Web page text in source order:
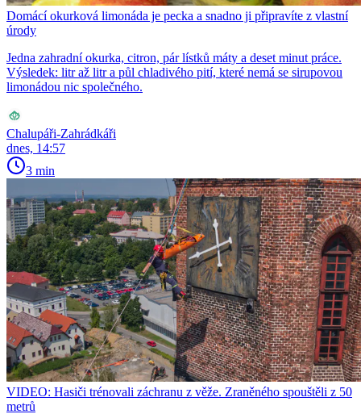
Domácí okurková limonáda je pecka a snadno ji připravíte z vlastní
úrody
Jedna zahradní okurka, citron, pár lístků máty a deset minut práce.
Výsledek: litr až litr a půl chladivého pití, které nemá se sirupovou
limonádou nic společného.
Chalupáři-Zahrádkáři
dnes, 14:57
3 min
VIDEO: Hasiči trénovali záchranu z věže. Zraněného spouštěli z 50
metrů